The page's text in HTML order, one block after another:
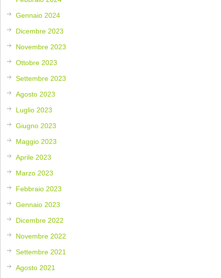
Gennaio 2024
Dicembre 2023
Novembre 2023
Ottobre 2023
Settembre 2023
Agosto 2023
Luglio 2023
Giugno 2023
Maggio 2023
Aprile 2023
Marzo 2023
Febbraio 2023
Gennaio 2023
Dicembre 2022
Novembre 2022
Settembre 2021
Agosto 2021